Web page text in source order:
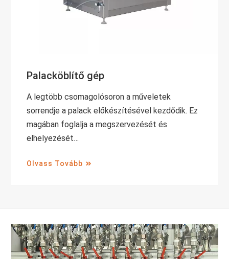
Palacköblítő gép
A legtöbb csomagolósoron a műveletek
sorrendje a palack előkészítésével kezdődik. Ez
magában foglalja a megszervezését és
elhelyezését…
Olvass Tovább